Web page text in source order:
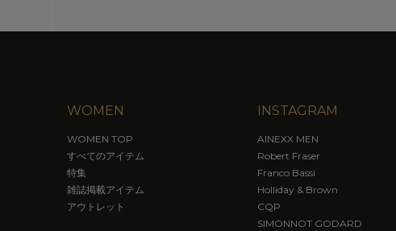
WOMEN
WOMEN TOP
すべてのアイテム
特集
雑誌掲載アイテム
アウトレット
INSTAGRAM
AINEXX MEN
Robert Fraser
Franco Bassi
Holliday & Brown
CQP
SIMONNOT GODARD